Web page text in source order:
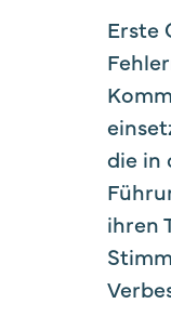
Erste
die in
ihren